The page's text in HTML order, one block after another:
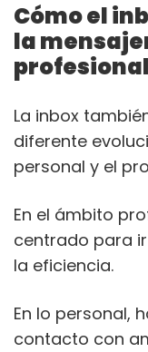
Cómo el
la
profesional
La inbox
diferente
personal y el
En el ámbito
centrado para
la eficiencia.
En lo personal,
contacto con